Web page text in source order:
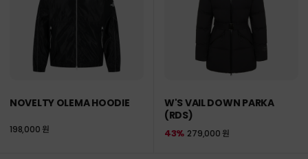
NOVELTY OLEMA HOODIE
198,000 원
W'S VAIL DOWN PARKA
(RDS)
279,000 원
43%